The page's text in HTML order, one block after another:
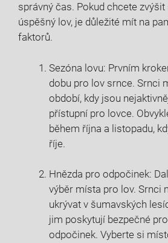
správný čas. Pokud chcete zvýšit
úspěšný lov, je ⁣důležité ⁤mít na⁣
faktorů.
Sezóna lovu: ⁤Prvním
dobu pro lov srnce. Srnci
‍období, kdy jsou
přístupní pro lovce.
během října a listopadu,
říje.
Hnězda pro ‌odpočinek:
výběr místa pro lov. Srnci
ukrývat v šumavských
jim poskytují ​bezpečné
odpočinek. Vyberte si